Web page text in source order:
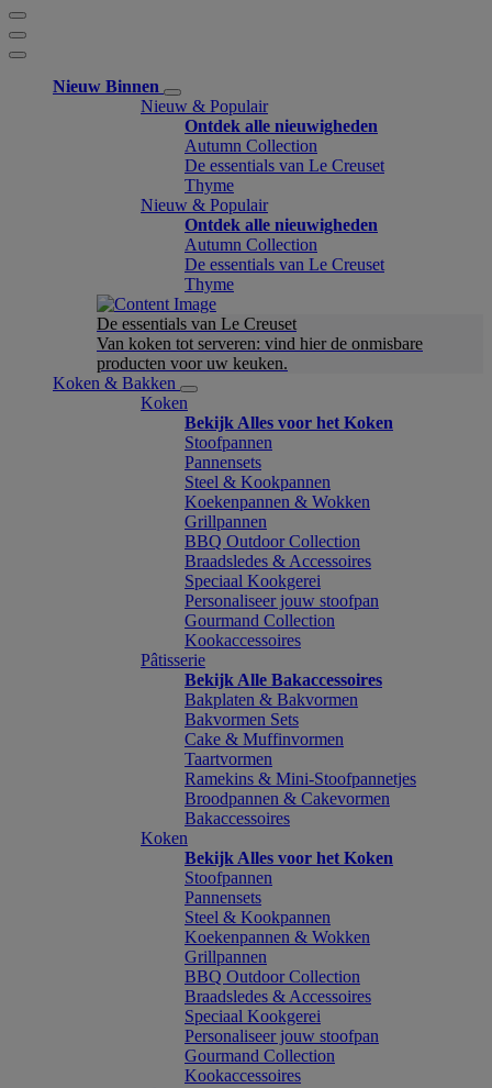
Nieuw Binnen
Nieuw & Populair
Ontdek alle nieuwigheden
Autumn Collection
De essentials van Le Creuset
Thyme
Nieuw & Populair
Ontdek alle nieuwigheden
Autumn Collection
De essentials van Le Creuset
Thyme
De essentials van Le Creuset
Van koken tot serveren: vind hier de onmisbare
producten voor uw keuken.
Koken & Bakken
Koken
Bekijk Alles voor het Koken
Stoofpannen
Pannensets
Steel & Kookpannen
Koekenpannen & Wokken
Grillpannen
BBQ Outdoor Collection
Braadsledes & Accessoires
Speciaal Kookgerei
Personaliseer jouw stoofpan
Gourmand Collection
Kookaccessoires
Pâtisserie
Bekijk Alle Bakaccessoires
Bakplaten & Bakvormen
Bakvormen Sets
Cake & Muffinvormen
Taartvormen
Ramekins & Mini-Stoofpannetjes
Broodpannen & Cakevormen
Bakaccessoires
Koken
Bekijk Alles voor het Koken
Stoofpannen
Pannensets
Steel & Kookpannen
Koekenpannen & Wokken
Grillpannen
BBQ Outdoor Collection
Braadsledes & Accessoires
Speciaal Kookgerei
Personaliseer jouw stoofpan
Gourmand Collection
Kookaccessoires